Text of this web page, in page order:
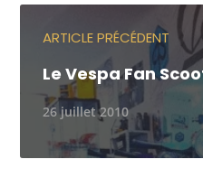
ARTICLE PRÉCÉDENT
Le Vespa Fan
26 juillet 2010